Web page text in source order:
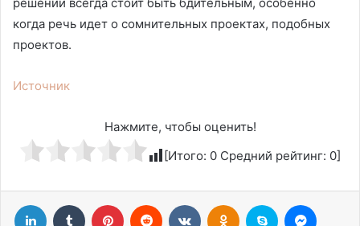
когда речь идет о сомнительных проектах, подобных
проектов.
Источник
Нажмите, чтобы оценить!
[Итого: 0 Средний рейтинг: 0]
LinkedIn Tumblr Pinterest Reddit ВконтактеОдноклассники
Skype